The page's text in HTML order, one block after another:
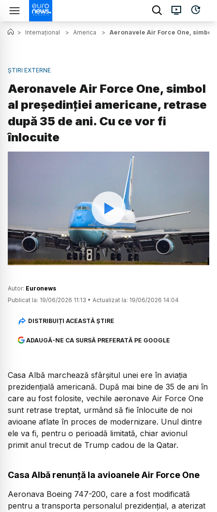
> Internațional > America > Aeronavele Air Force One,
ȘTIRI EXTERNE
Aeronavele Air Force One, simbol
al președinției americane, retrase
după 35 de ani. Cu ce vor fi
înlocuite
Watch
Autor: Euronews
Publicat la: 19/06/2026 11:13 • Actualizat la: 19/06/2026 14:04
DISTRIBUIȚI ACEASTĂ ȘTIRE
ADAUGĂ-NE CA SURSĂ PREFERATĂ PE GOOGLE
Casa Albă marchează sfârșitul unei ere în aviația
prezidențială americană. După mai bine de 35 de ani în
care au fost folosite, vechile aeronave Air Force One
sunt retrase treptat, urmând să fie înlocuite de noi
avioane aflate în proces de modernizare. Unul dintre
ele va fi, pentru o perioadă limitată, chiar avionul
primit anul trecut de Trump cadou de la Qatar.
Casa Albă renunță la avioanele Air Force One
Aeronava Boeing 747-200, care a fost modificată
pentru a transporta personalul prezidențial, a aterizat